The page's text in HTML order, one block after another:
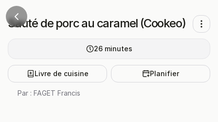
Sauté de porc au caramel (Cookeo)
26 minutes
Livre de cuisine Planifier
Par : FAGET Francis